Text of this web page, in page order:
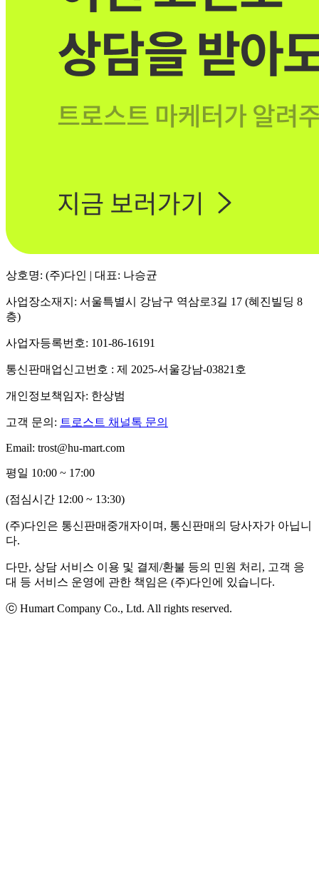
상호명: (주)다인 | 대표: 나승균
사업장소재지: 서울특별시 강남구 역삼로3길 17 (혜진빌딩 8
층)
사업자등록번호: 101-86-16191
통신판매업신고번호 : 제 2025-서울강남-03821호
개인정보책임자: 한상범
고객 문의: 트로스트 채널톡 문의
Email: trost@hu-mart.com
평일 10:00 ~ 17:00
(점심시간 12:00 ~ 13:30)
(주)다인은 통신판매중개자이며, 통신판매의 당사자가 아닙니
다.
다만, 상담 서비스 이용 및 결제/환불 등의 민원 처리, 고객 응
대 등 서비스 운영에 관한 책임은 (주)다인에 있습니다.
ⓒ Humart Company Co., Ltd. All rights reserved.